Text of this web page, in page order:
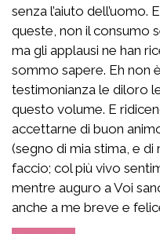
senza l’aiuto
queste, non il consumo
ma gli applausi ne han
sommo sapere. Eh non
testimonianza le diloro
questo volume. E
accettarne di buon
(segno di mia stima, e di
faccio; col più vivo
mentre auguro a Voi
anche a me breve e